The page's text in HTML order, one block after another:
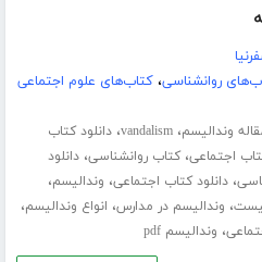
روانشناسی،کتاب‌های علوم اجتماعی
وندالیسم،vandalism،دانلود کتاب
اجتماعی،کتاب روانشناسی،دانلود
،دانلود کتاب اجتماعی، وندالیسم،
، وندالیسم در مدارس، انواع وندالیسم،
، وندالیسم pdf